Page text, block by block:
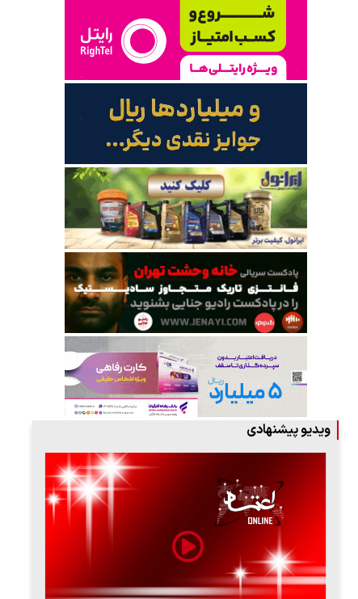
ویدیو پیشنهادی